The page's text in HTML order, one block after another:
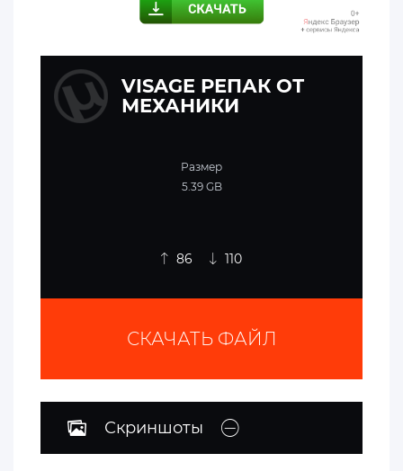
VISAGE РЕПАК ОТ
МЕХАНИКИ
Размер
5.39 GB
86 110
СКАЧАТЬ ФАЙЛ
Скриншоты